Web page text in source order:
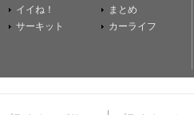
イイね！
サーキット
まとめ
カーライフ